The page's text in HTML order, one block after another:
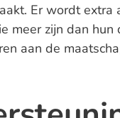
Er wordt
meer zijn dan
aan de